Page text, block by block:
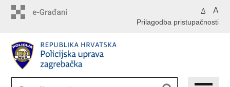
A A
Prilagodba pristupačnosti